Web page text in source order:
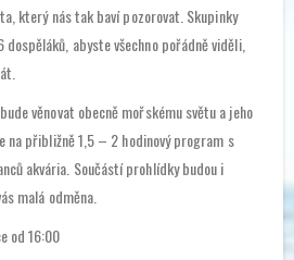
který nás tak baví pozorovat. Skupinky
dospěláků, abyste všechno pořádně viděli,
věnovat obecně mořskému světu a jeho
na přibližně 1,5 – 2 hodinový program s
akvária. Součástí prohlídky budou i
malá odměna.
od 16:00